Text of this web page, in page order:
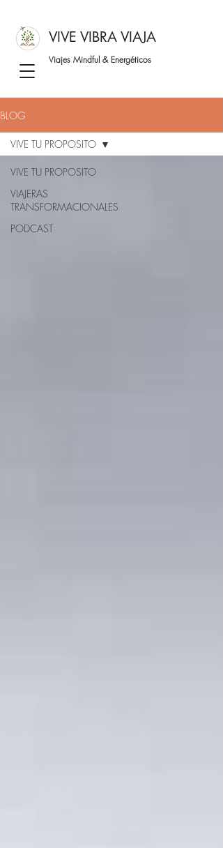
VIVE VIBRA VIAJA
Viajes Mindful & Energéticos
BLOG
VIVE TU PROPOSITO
VIAJERAS
TRANSFORMACIONALES
PODCAST
VIVE TU PROPOSITO